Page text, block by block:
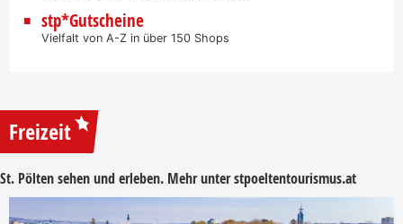
stp*Gutscheine
Vielfalt von A-Z in über 150 Shops
Freizeit
St. Pölten sehen und erleben. Mehr unterstpoeltentourismus.at